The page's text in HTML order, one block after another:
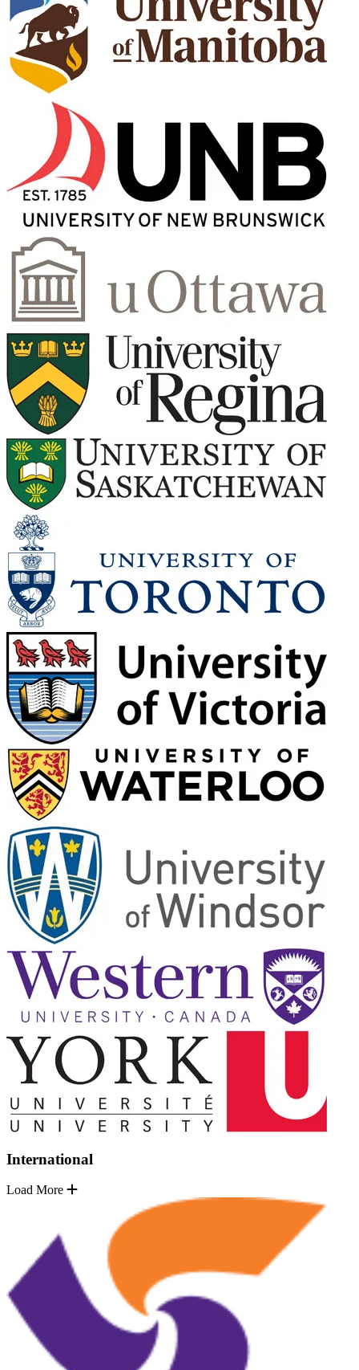
International
Load More